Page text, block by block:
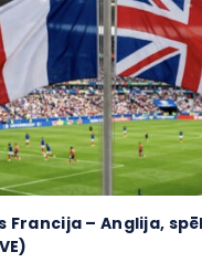
Francija – Anglija,